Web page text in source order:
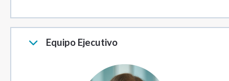
Equipo Ejecutivo